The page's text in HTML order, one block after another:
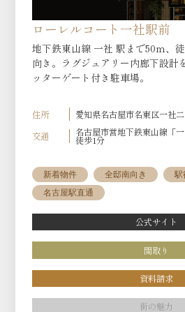
ローレルコート一社駅前
地下鉄東山線 一社 駅まで50ｍ、
向き。ラグジュアリー内廊下設計
ッターゲート付き駐車場。
住所
愛知県名古屋市名東区一社二
交通
名古屋市営地下鉄東山線「
徒歩1分
新着物件 全邸南向き
駅
名古屋駅直通
公式サイト
間取り
資料請求
街の魅力